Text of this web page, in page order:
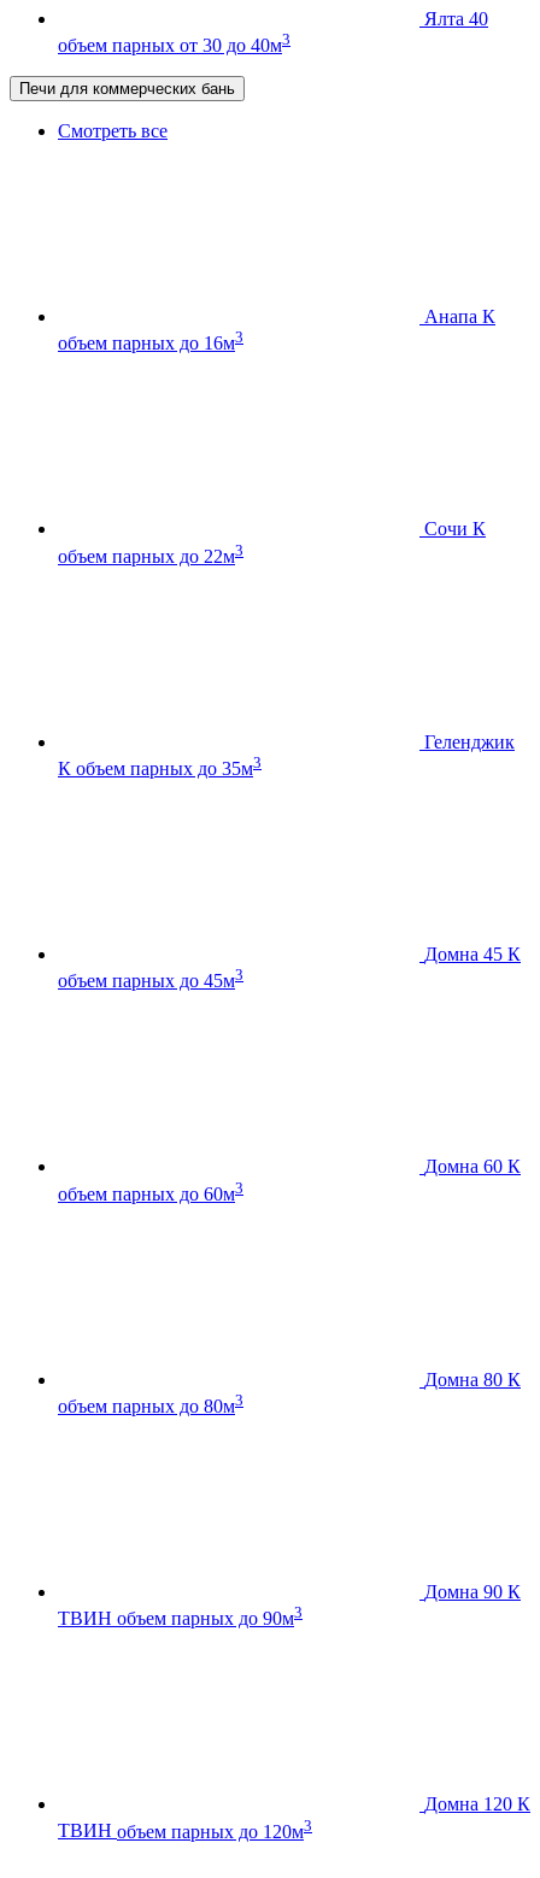
Ялта 40
объем парных от 30 до 40м3
Печи для коммерческих бань
Смотреть все
Анапа К
объем парных до 16м3
Сочи К
объем парных до 22м3
Геленджик
К объем парных до 35м3
Домна 45 К
объем парных до 45м3
Домна 60 К
объем парных до 60м3
Домна 80 К
объем парных до 80м3
Домна 90 К
ТВИН объем парных до 90м3
Домна 120 К
ТВИН объем парных до 120м3